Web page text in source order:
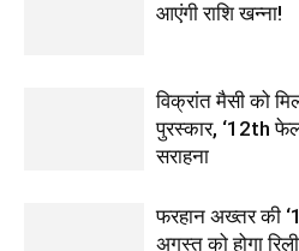
आएंगी राशि खन्ना!
विक्रांत मैसी को
पुरस्कार, ‘12th
सराहना
फरहान अख्तर की
अगस्त को होगा